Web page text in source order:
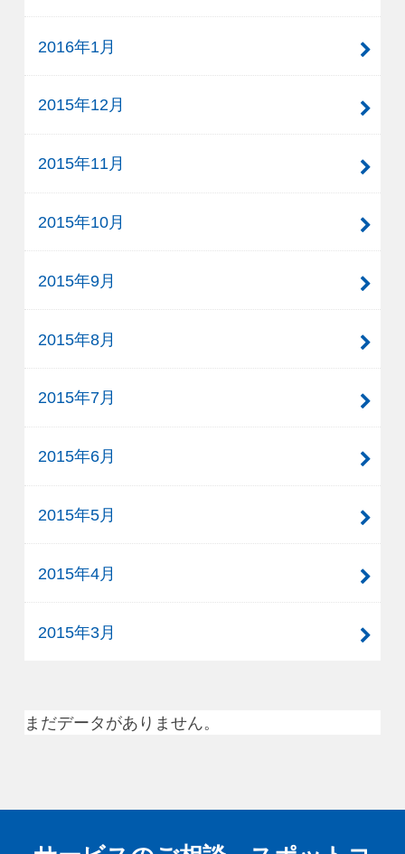
2016年1月
2015年12月
2015年11月
2015年10月
2015年9月
2015年8月
2015年7月
2015年6月
2015年5月
2015年4月
2015年3月
まだデータがありません。